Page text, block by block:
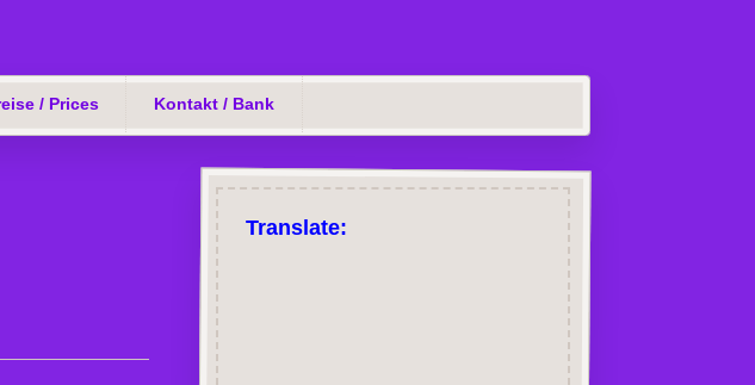
/ Prices Kontakt / Bank
Translate: